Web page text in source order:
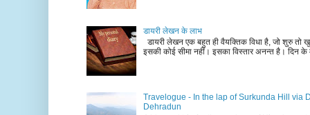
डायरी लेखन के लाभ
डायरी लेखन एक बहुत ही वैयक्तिक विधा है, जो शुरु तो
इसकी कोई सीमा नहीं। इसका विस्तार अनन्त है। दिन के
Travelogue - In the lap of Surkunda Hill via
Dehradun